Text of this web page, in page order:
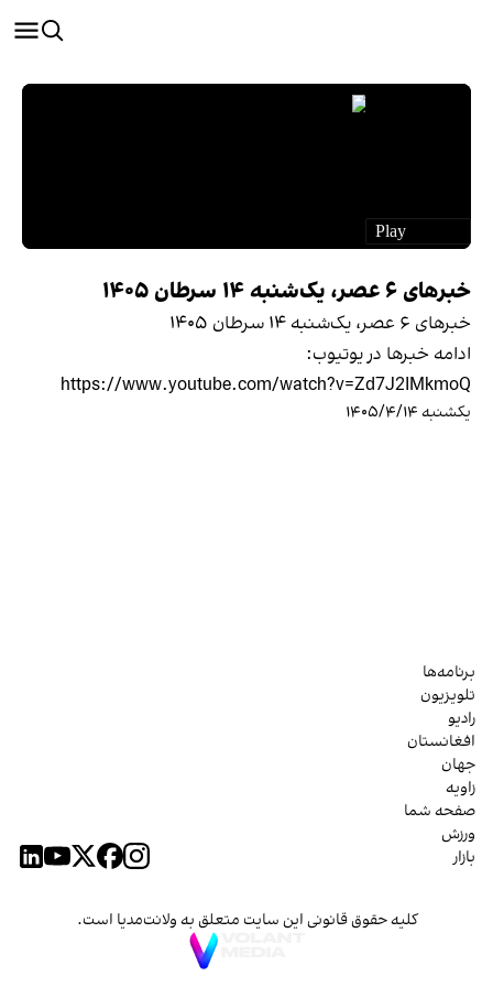
خبرهای ۶ عصر، یک‌شنبه ۱۴ سرطان ۱۴۰۵
خبرهای ۶ عصر، یک‌شنبه ۱۴ سرطان ۱۴۰۵
ادامه خبرها در یوتیوب:
https://www.youtube.com/watch?v=Zd7J2IMkmoQ
یکشنبه ۱۴۰۵/۴/۱۴
برنامه‌ها
تلویزیون
رادیو
افغانستان
جهان
زاویه
صفحه شما
ورزش
بازار
کلیه حقوق قانونی این سایت متعلق به ولانت‌مدیا است.